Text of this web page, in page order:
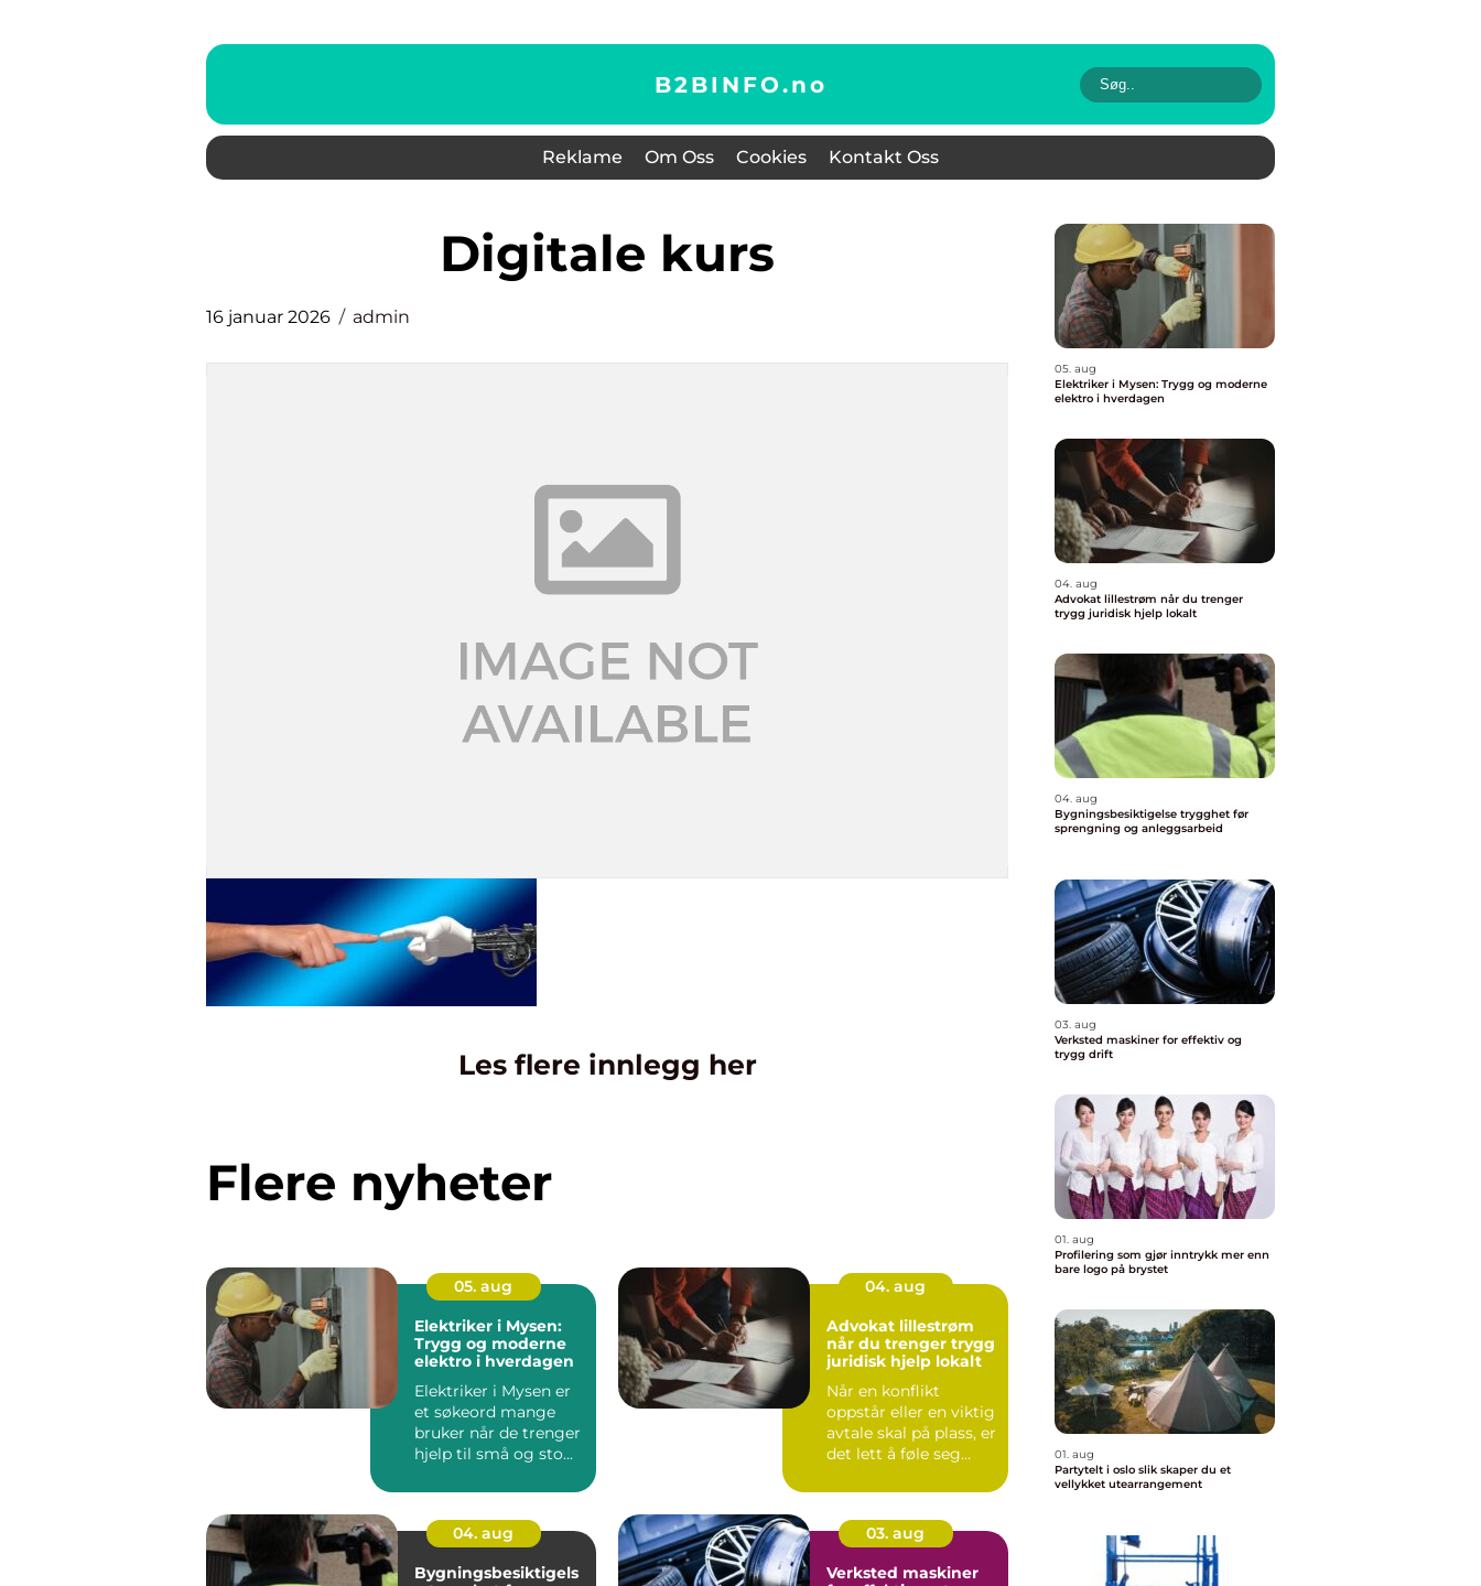
B2BINFO.no
Reklame Om Oss Cookies Kontakt Oss
digitale kurs
16 januar 2026 admin
Les flere innlegg her
Flere nyheter
05. aug
Elektriker i Mysen:
Trygg og moderne
elektro i hverdagen
Elektriker i Mysen er
et søkeord mange
bruker når de trenger
hjelp til små og sto...
04. aug
Advokat lillestrøm
når du trenger trygg
juridisk hjelp lokalt
Når en konflikt
oppstår eller en viktig
avtale skal på plass, er
det lett å føle seg
04. aug
Bygningsbesiktigels
03. aug
Verksted maskiner
05. aug
Elektriker i Mysen: Trygg og moderne
elektro i hverdagen
04. aug
Advokat lillestrøm når du trenger
trygg juridisk hjelp lokalt
04. aug
Bygningsbesiktigelse trygghet før
sprengning og anleggsarbeid
03. aug
Verksted maskiner for effektiv og
trygg drift
01. aug
Profilering som gjør inntrykk mer enn
bare logo på brystet
01. aug
Partytelt i oslo slik skaper du et
vellykket utearrangement